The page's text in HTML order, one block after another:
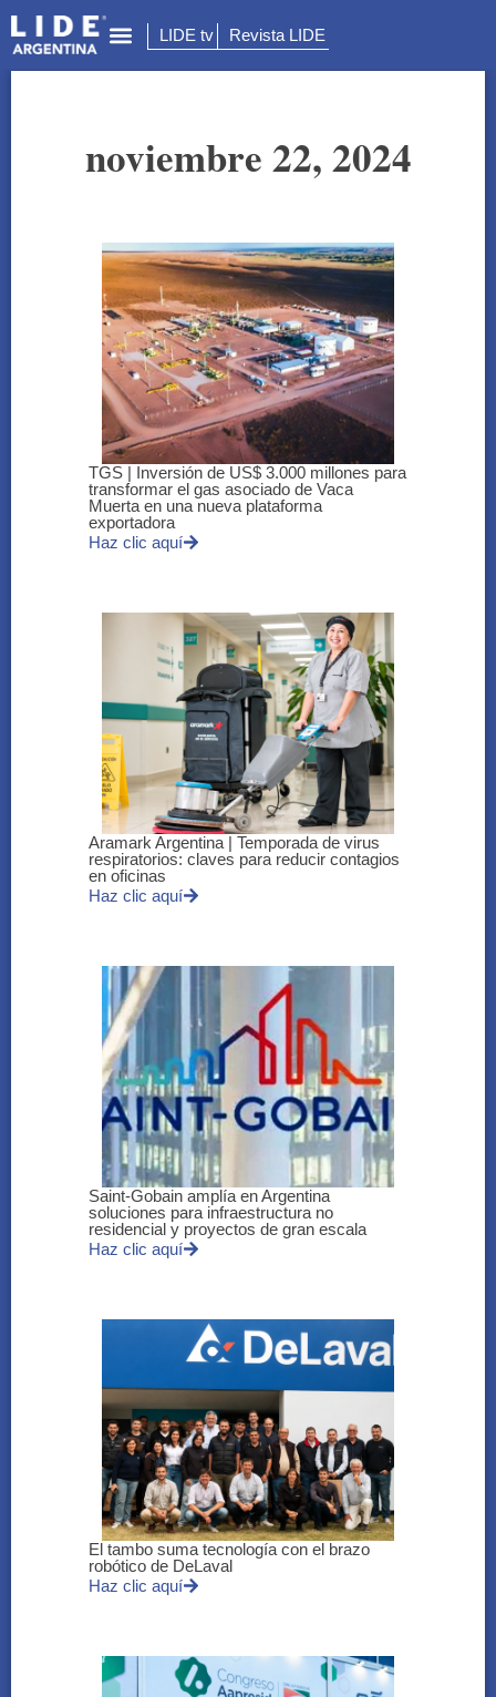
LIDE tv Revista LIDE
noviembre 22, 2024
TGS | Inversión de US$ 3.000 millones para
transformar el gas asociado de Vaca
Muerta en una nueva plataforma
exportadora
Haz clic aquí
Aramark Argentina | Temporada de virus
respiratorios: claves para reducir contagios
en oficinas
Haz clic aquí
Saint-Gobain amplía en Argentina
soluciones para infraestructura no
residencial y proyectos de gran escala
Haz clic aquí
El tambo suma tecnología con el brazo
robótico de DeLaval
Haz clic aquí